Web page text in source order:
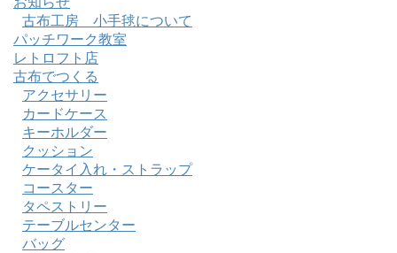
古布工房 小手毬について
パッチワーク教室
レトロフト店
古布でつくる
アクセサリー
カードケース
キーホルダー
クッション
ケータイ入れ・ストラップ
コースター
タペストリー
テーブルセンター
バッグ